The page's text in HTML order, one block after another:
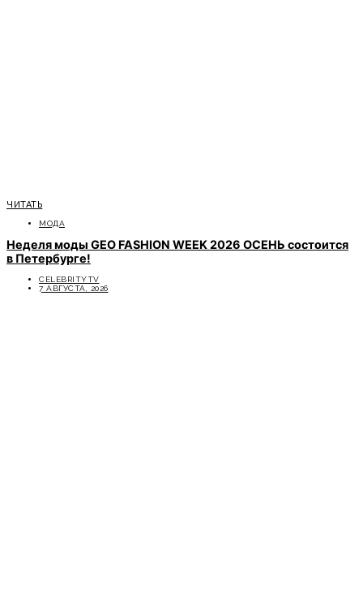
ЧИТАТЬ
МОДА
Неделя моды GEO FASHION WEEK 2026 ОСЕНЬ состоится
в Петербурге!
CELEBRITYTV
7 АВГУСТА, 2026